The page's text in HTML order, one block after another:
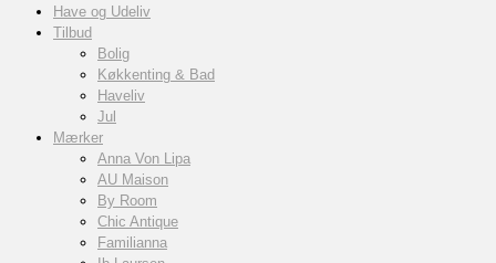
Have og Udeliv
Tilbud
Bolig
Køkkenting & Bad
Haveliv
Jul
Mærker
Anna Von Lipa
AU Maison
By Room
Chic Antique
Familianna